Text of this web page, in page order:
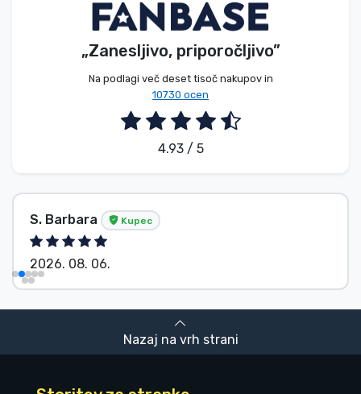
„Zanesljivo, priporočljivo”
Na podlagi več deset tisoč nakupov in
10730 ocen
4.93 / 5
S. Barbara Kupec
2026. 08. 06.
Nazaj na vrh strani
Blagovne znamke